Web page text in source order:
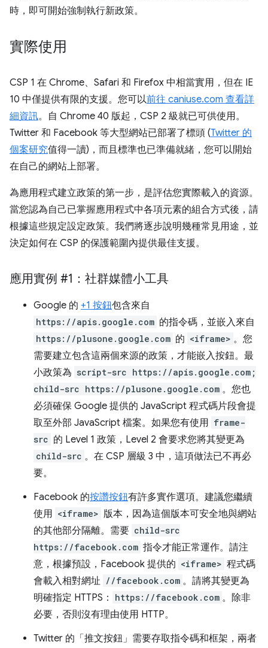
時，即可開始強制執行新政策。
實際使用
CSP 1 在 Chrome、Safari 和 Firefox 中相當實用，但在 IE
10 中僅提供有限的支援。您可以前往 caniuse.com 查看詳
細資訊。自 Chrome 40 版起，CSP 2 級就已可供使用。
Twitter 和 Facebook 等大型網站已部署了標頭 (Twitter 的
個案研究值得一讀)，而且標準也已準備就緒，您可以開始
在自己的網站上部署。
為應用程式建立政策的第一步，是評估您實際載入的資源。
當您認為自己已掌握應用程式中各項元素的組合方式後，請
根據這些規定設定政策。我們將逐步說明幾種常見用途，並
決定如何在 CSP 的保護範圍內提供最佳支援。
應用實例 #1：社群媒體小工具
Google 的 +1 按鈕包含來自
https://apis.google.com 的指令碼，並嵌入來自
https://plusone.google.com 的 <iframe> 。您
需要建立包含這兩個來源的政策，才能嵌入按鈕。最
小政策為 script-src https://apis.google.com;
child-src https://plusone.google.com 。您也
必須確保 Google 提供的 JavaScript 程式碼片段會提
取至外部 JavaScript 檔案。如果您有使用 frame-
src 的 Level 1 政策，Level 2 會要求您將其變更為
child-src 。在 CSP 層級 3 中，這項做法已不再必
要。
Facebook 的按讚按鈕有許多實作選項。建議您繼續
使用 <iframe> 版本，因為這個版本可安全地與網站
的其他部分隔離。需要 child-src
https://facebook.com 指令才能正常運作。請注
意，根據預設，Facebook 提供的 <iframe> 程式碼
會載入相對網址 //facebook.com 。請將其變更為
明確指定 HTTPS：
https://facebook.com 。除非
必要，否則沒有理由使用 HTTP。
Twitter 的「推文按鈕」 需要存取指令碼和框架，兩者